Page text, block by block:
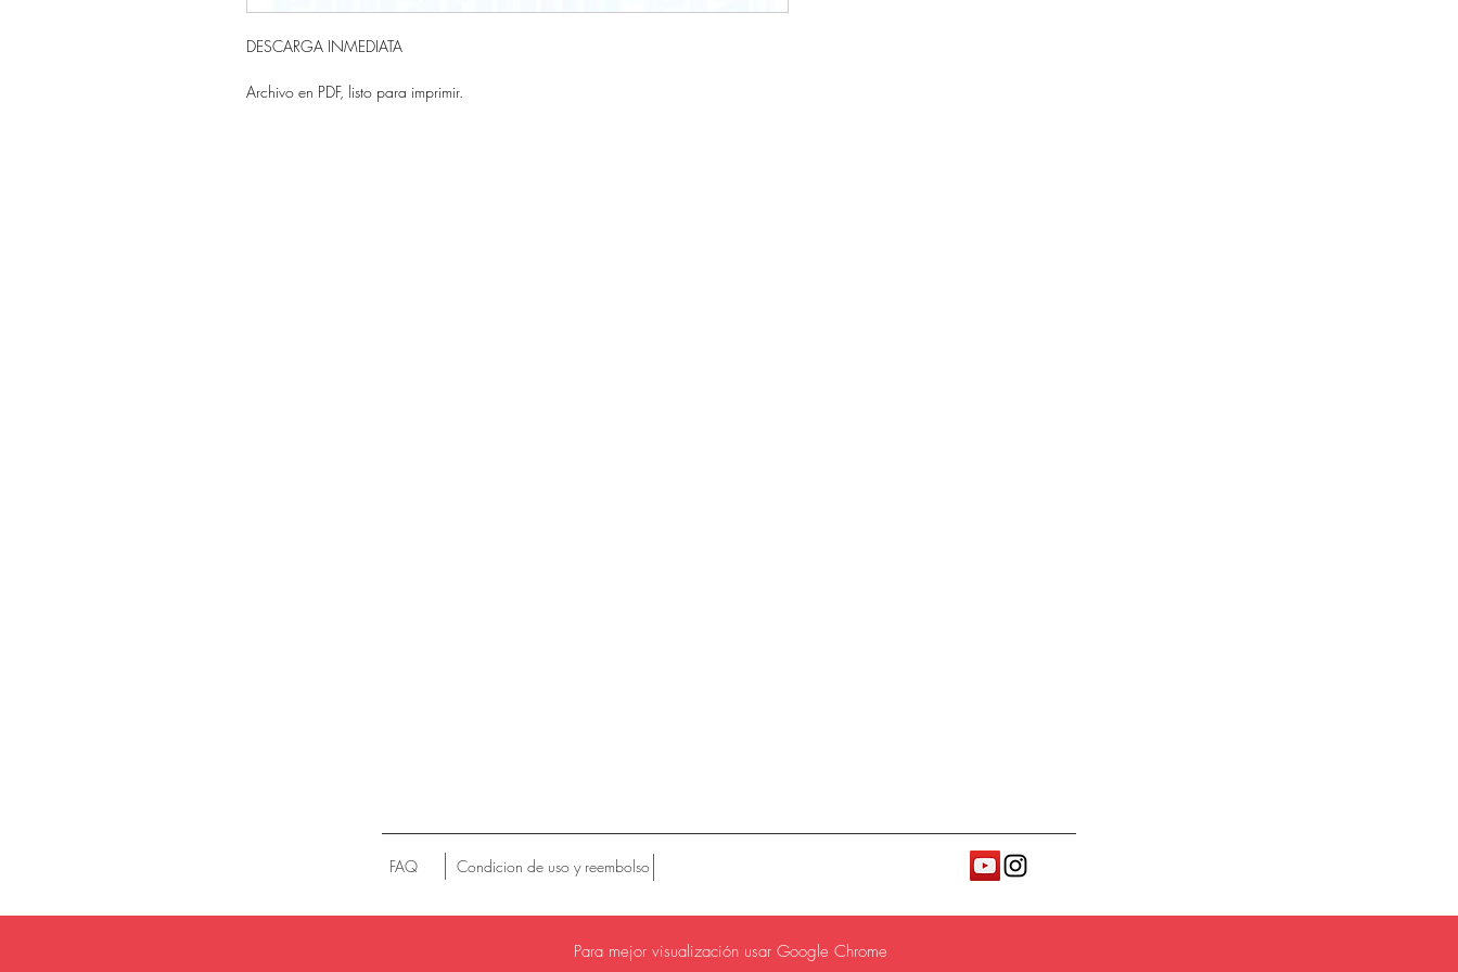
DESCARGA INMEDIATA
Archivo en PDF, listo para imprimir.
FAQ Condicion de uso y reembolso
Para mejor visualización usar Google Chrome